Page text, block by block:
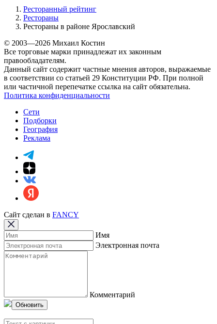
Ресторанный рейтинг
Рестораны
Рестораны в районе Ярославский
© 2003—2026 Михаил Костин
Все торговые марки принадлежат их законным
правообладателям.
Данный сайт содержит частные мнения авторов, выражаемые
в соответствии со статьей 29 Конституции РФ. При полной
или частичной перепечатке ссылка на сайт обязательна.
Политика конфиденциальности
Сети
Подборки
География
Реклама
Сайт сделан в FANCY
Имя
Электронная почта
Комментарий
Обновить